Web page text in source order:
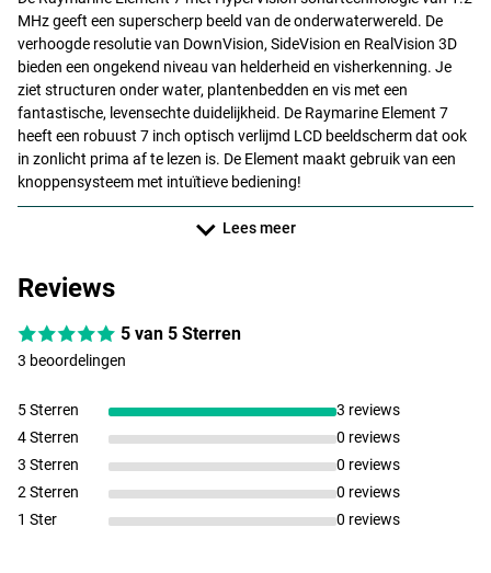
MHz geeft een superscherp beeld van de onderwaterwereld. De
verhoogde resolutie van DownVision, SideVision en RealVision 3D
bieden een ongekend niveau van helderheid en visherkenning. Je
ziet structuren onder water, plantenbedden en vis met een
fantastische, levensechte duidelijkheid. De Raymarine Element 7
heeft een robuust 7 inch optisch verlijmd LCD beeldscherm dat ook
in zonlicht prima af te lezen is. De Element maakt gebruik van een
knoppensysteem met intuïtieve bediening!
Lees meer
Reviews
5 van 5 Sterren
3 beoordelingen
5 Sterren
3 reviews
4 Sterren
0 reviews
3 Sterren
0 reviews
2 Sterren
0 reviews
1 Ster
0 reviews